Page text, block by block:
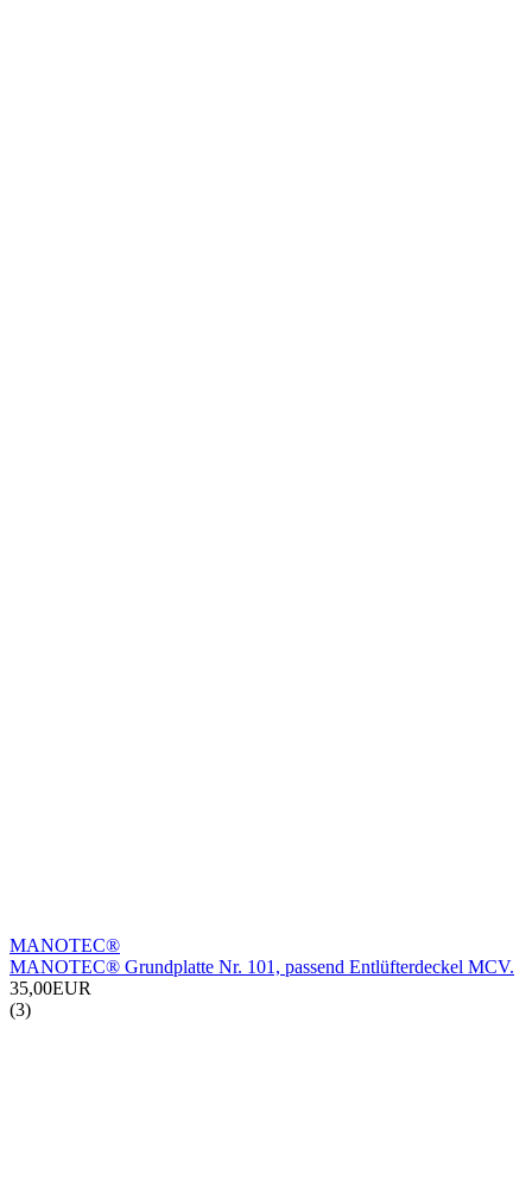
MANOTEC®
MANOTEC® Grundplatte Nr. 101, passend Entlüfterdeckel MCV.
35,00EUR
(3)